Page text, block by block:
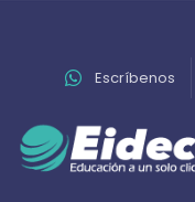
Escríbenos